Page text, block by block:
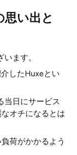
い出と
ます。
したHuxeとい
当日にサービス
オチになるとは
荷がかかるよう